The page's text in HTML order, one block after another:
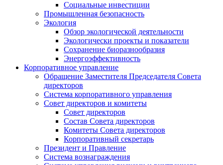
Социальные инвестиции
Промышленная безопасность
Экология
Обзор экологической деятельности
Экологически проекты и показатели
Сохранение биоразнообразия
Энергоэффективность
Корпоративное управление
Обращение Заместителя Председателя Совета
директоров
Система корпоративного управления
Совет директоров и комитеты
Совет директоров
Состав Совета директоров
Комитеты Совета директоров
Корпоративный секретарь
Президент и Правление
Система вознаграждения